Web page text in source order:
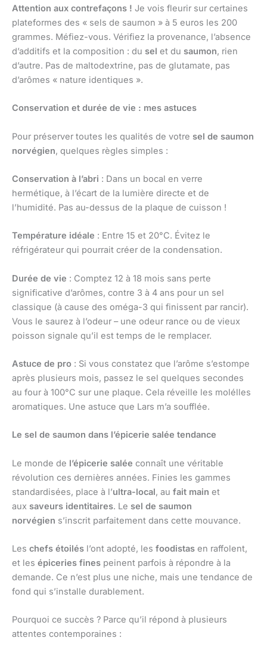
Attention aux contrefaçons ! Je vois fleurir sur certaines
plateformes des « sels de saumon » à 5 euros les 200
grammes. Méfiez-vous. Vérifiez la provenance, l’absence
d’additifs et la composition : du sel et du saumon, rien
d’autre. Pas de maltodextrine, pas de glutamate, pas
d’arômes « nature identiques ».
Conservation et durée de vie : mes astuces
Pour préserver toutes les qualités de votre sel de saumon
norvégien, quelques règles simples :
Conservation à l’abri : Dans un bocal en verre
hermétique, à l’écart de la lumière directe et de
l’humidité. Pas au-dessus de la plaque de cuisson !
Température idéale : Entre 15 et 20°C. Évitez le
réfrigérateur qui pourrait créer de la condensation.
Durée de vie : Comptez 12 à 18 mois sans perte
significative d’arômes, contre 3 à 4 ans pour un sel
classique (à cause des oméga-3 qui finissent par rancir).
Vous le saurez à l’odeur – une odeur rance ou de vieux
poisson signale qu’il est temps de le remplacer.
Astuce de pro : Si vous constatez que l’arôme s’estompe
après plusieurs mois, passez le sel quelques secondes
au four à 100°C sur une plaque. Cela réveille les molélles
aromatiques. Une astuce que Lars m’a soufflée.
Le sel de saumon dans l’épicerie salée tendance
Le monde de l’épicerie salée connaît une véritable
révolution ces dernières années. Finies les gammes
standardisées, place à l’ultra-local, au fait main et
aux saveurs identitaires. Le sel de saumon
norvégien s’inscrit parfaitement dans cette mouvance.
Les chefs étoilés l’ont adopté, les foodistas en raffolent,
et les épiceries fines peinent parfois à répondre à la
demande. Ce n’est plus une niche, mais une tendance de
fond qui s’installe durablement.
Pourquoi ce succès ? Parce qu’il répond à plusieurs
attentes contemporaines :